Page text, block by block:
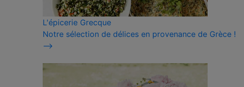
L'épicerie Grecque
Notre sélection de délices en provenance de Grèce !
⟶